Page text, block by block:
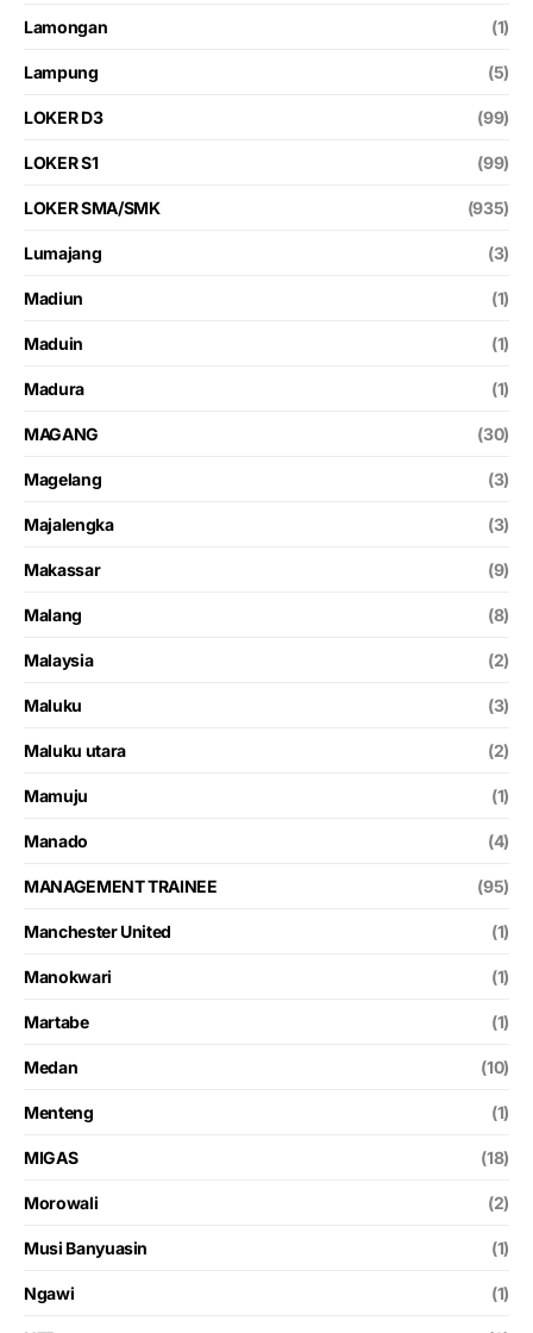
Lamongan (1)
Lampung (5)
LOKER D3 (99)
LOKER S1 (99)
LOKER SMA/SMK (935)
Lumajang (3)
Madiun (1)
Maduin (1)
Madura (1)
MAGANG (30)
Magelang (3)
Majalengka (3)
Makassar (9)
Malang (8)
Malaysia (2)
Maluku (3)
Maluku utara (2)
Mamuju (1)
Manado (4)
MANAGEMENT TRAINEE (95)
Manchester United (1)
Manokwari (1)
Martabe (1)
Medan (10)
Menteng (1)
MIGAS (18)
Morowali (2)
Musi Banyuasin (1)
Ngawi (1)